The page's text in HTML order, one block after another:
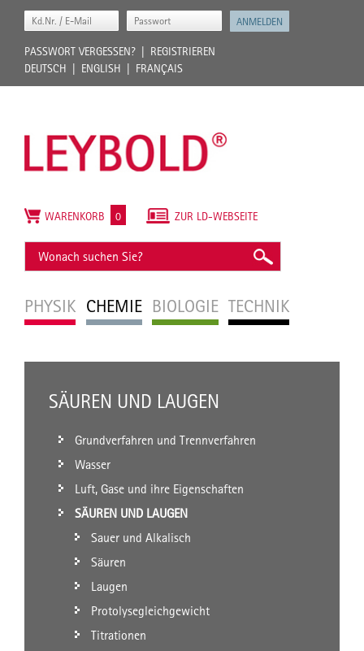
PASSWORT VERGESSEN?
REGISTRIEREN
DEUTSCH
ENGLISH FRANÇAIS
PHYSIK CHEMIE BIOLOGIE TECHNIK
ZUR LD-WEBSEITE
WARENKORB 0
SÄUREN UND LAUGEN
Grundverfahren und Trennverfahren
Wasser
Luft, Gase und ihre Eigenschaften
SÄUREN UND LAUGEN
Sauer und Alkalisch
Säuren
Laugen
Protolysegleichgewicht
Titrationen